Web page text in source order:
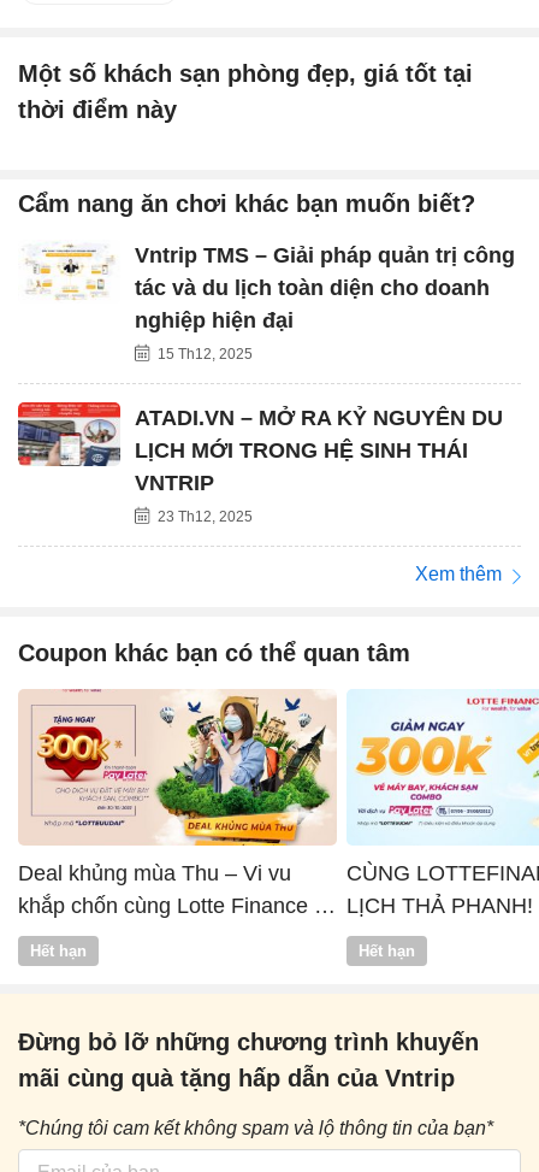
Một số khách sạn phòng đẹp, giá tốt tại
thời điểm này
Cẩm nang ăn chơi khác bạn muốn biết?
Vntrip TMS – Giải pháp quản trị công
tác và du lịch toàn diện cho doanh
nghiệp hiện đại
15 Th12, 2025
ATADI.VN – MỞ RA KỶ NGUYÊN DU
LỊCH MỚI TRONG HỆ SINH THÁI
VNTRIP
23 Th12, 2025
Xem thêm
Coupon khác bạn có thể quan tâm
Deal khủng mùa Thu – Vi vu
khắp chốn cùng Lotte Finance x
Vntrip
Hết hạn
CÙNG
LỊCH THẢ PHANH!
Hết hạn
Đừng bỏ lỡ những chương trình khuyến
mãi cùng quà tặng hấp dẫn của Vntrip
*Chúng tôi cam kết không spam và lộ thông tin của bạn*